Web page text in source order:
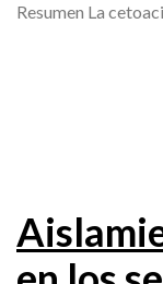
Resumen La